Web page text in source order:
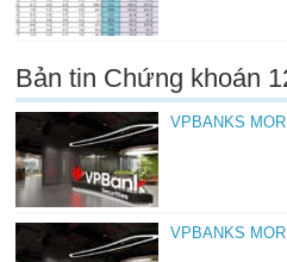
Bản tin Chứng khoán
VPBANKS
VPBANKS